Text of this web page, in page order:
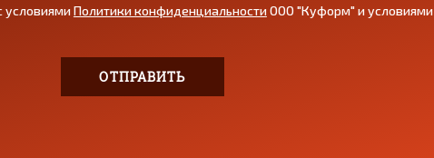
условиямиПолитики конфиденциальностиООО "Куформ" и условиями